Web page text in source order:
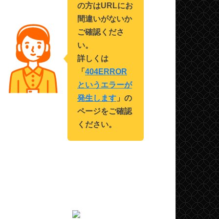
の方はURLにお
間違いがないか
ご確認くださ
い。
詳しくは
「 404ERROR
というエラーが
発生します 」の
ページをご確認
ください。